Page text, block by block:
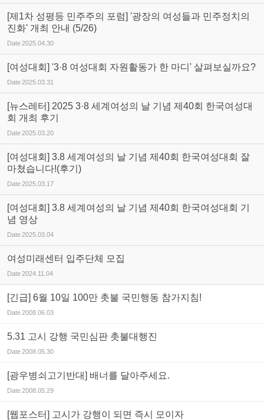
[제1차 성평등 민주주의 포럼] '광장의 여성들과 민주정치의
진화' 개최 안내 (5/26)
Date2025.04.30
[여성대회] '3·8 여성대회 자원활동가 한 마디' 살펴보실까요?
Date2025.03.31
[뉴스레터] 2025 3·8 세계여성의 날 기념 제40회 한국여성대
회 개최 후기
Date2025.03.20
[여성대회] 3.8 세계여성의 날 기념 제40회 한국여성대회 잘
마쳤습니다!(후기)
Date2025.03.17
[여성대회] 3.8 세계여성의 날 기념 제40회 한국여성대회 기
념 영상
Date2025.03.04
여성미래센터 입주단체 모집
Date2024.11.04
[긴급] 6월 10일 100만 촛불 국민행동 참가지침!
Date2008.06.03
5.31 고시 강행 국민심판 촛불대행진
Date2008.05.30
[광우병쇠고기반대] 배너를 달아주세요.
Date2008.05.29
[웹포스터] 고시가 강행이 되면 즉시 모이자